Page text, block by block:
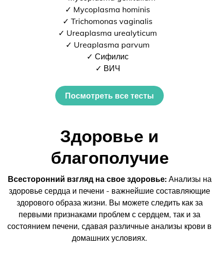
✓ Mycoplasma hominis
✓ Trichomonas vaginalis
✓ Ureaplasma urealyticum
✓ Ureaplasma parvum
✓ Сифилис
✓ ВИЧ
Посмотреть все тесты
Здоровье и
благополучие
Всесторонний взгляд на свое здоровье:Анализы на
здоровье сердца и печени - важнейшие составляющие
здорового образа жизни. Вы можете следить как за
первыми признаками проблем с сердцем, так и за
состоянием печени, сдавая различные анализы крови в
домашних условиях.